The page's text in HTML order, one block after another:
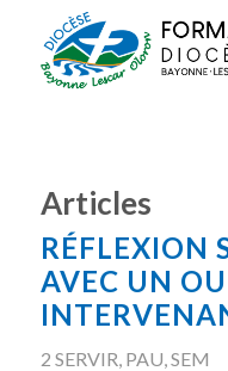
Articles
RÉFLEXION
AVEC UN
2 SERVIR, PAU,SEM